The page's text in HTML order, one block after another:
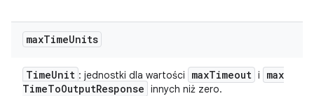
maxTimeUnits
TimeUnit : jednostki dla wartości maxTimeout i
max
TimeToOutputResponse innych niż zero.